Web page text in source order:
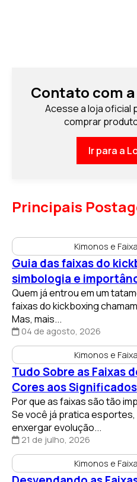
Contato com a
Acesse a loja oficial
comprar
Ir para a
Principais
Kimonos e
Guia das faixas do
simbologia e
Quem já entrou em um
faixas do kickboxing
Mas, mais...
04 de agosto, 2026
Kimonos e
Tudo Sobre as Faixas
Cores aos Significados
Por que as faixas são tão
Se você já pratica
enxergar evolução...
21 de julho, 2026
Kimonos e